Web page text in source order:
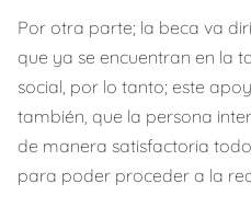
Por otra parte; la beca va
que ya se encuentran en la
social, por lo tanto; este
también, que la persona
de manera satisfactoria
para poder proceder a la